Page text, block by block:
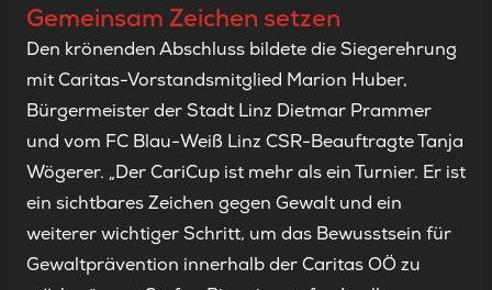
Gemeinsam Zeichen setzen
Den krönenden Abschluss bildete die Siegerehrung
mit Caritas-Vorstandsmitglied Marion Huber,
Bürgermeister der Stadt Linz Dietmar Prammer
und vom FC Blau-Weiß Linz CSR-Beauftragte Tanja
Wögerer. „Der CariCup ist mehr als ein Turnier. Er ist
ein sichtbares Zeichen gegen Gewalt und ein
weiterer wichtiger Schritt, um das Bewusstsein für
Gewaltprävention innerhalb der Caritas OÖ zu